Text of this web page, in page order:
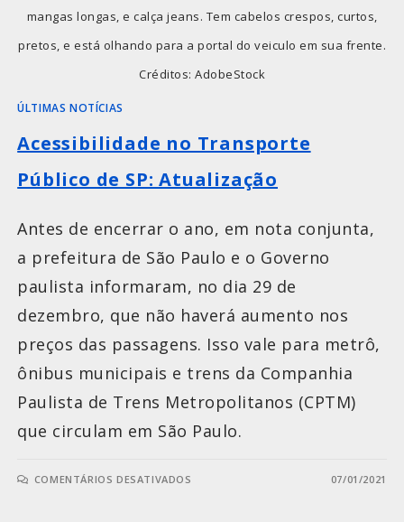
mangas longas, e calça jeans. Tem cabelos crespos, curtos,
pretos, e está olhando para a portal do veiculo em sua frente.
Créditos: AdobeStock
ÚLTIMAS NOTÍCIAS
Acessibilidade no Transporte
Público de SP: Atualização
Antes de encerrar o ano, em nota conjunta,
a prefeitura de São Paulo e o Governo
paulista informaram, no dia 29 de
dezembro, que não haverá aumento nos
preços das passagens. Isso vale para metrô,
ônibus municipais e trens da Companhia
Paulista de Trens Metropolitanos (CPTM)
que circulam em São Paulo.
COMENTÁRIOS DESATIVADOS 07/01/2021